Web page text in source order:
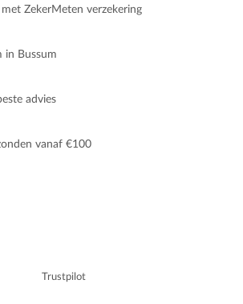
ZekerMeten verzekering
in Bussum
advies
vanaf €100
Trustpilot